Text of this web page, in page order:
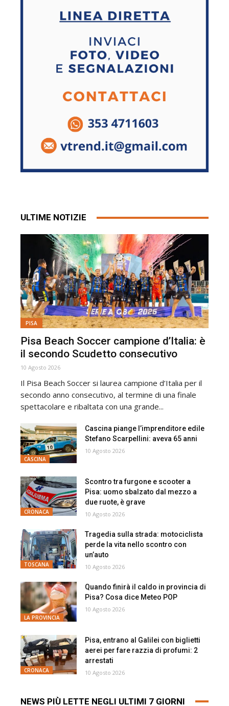
ULTIME NOTIZIE
PISA
Pisa Beach Soccer campione d’Italia: è
il secondo Scudetto consecutivo
10 Agosto 2026
Il Pisa Beach Soccer si laurea campione d’Italia per il
secondo anno consecutivo, al termine di una finale
spettacolare e ribaltata con una grande...
CASCINA
Cascina piange l’imprenditore edile
Stefano Scarpellini: aveva 65 anni
10 Agosto 2026
CRONACA
Scontro tra furgone e scooter a
Pisa: uomo sbalzato dal mezzo a
due ruote, è grave
10 Agosto 2026
TOSCANA
Tragedia sulla strada: motociclista
perde la vita nello scontro con
un’auto
10 Agosto 2026
LA PROVINCIA
Quando finirà il caldo in provincia di
Pisa? Cosa dice Meteo POP
10 Agosto 2026
CRONACA
Pisa, entrano al Galilei con biglietti
aerei per fare razzia di profumi: 2
arrestati
10 Agosto 2026
NEWS PIÙ LETTE NEGLI ULTIMI 7 GIORNI